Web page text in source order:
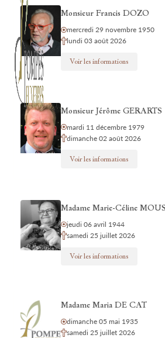
Monsieur Francis DOZO
mercredi 29 novembre 1950
lundi 03 août 2026
Voir les informations
Monsieur Jérôme GERARTS
mardi 11 décembre 1979
dimanche 02 août 2026
Voir les informations
Madame Marie-Céline
jeudi 06 avril 1944
samedi 25 juillet 2026
Voir les informations
Madame Maria DE CAT
dimanche 05 mai 1935
samedi 25 juillet 2026